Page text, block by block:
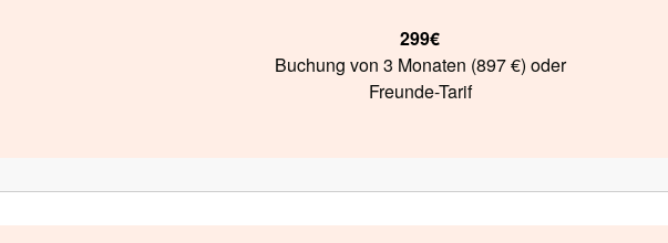
299€
Buchung von 3 Monaten (897 €) oder
Freunde-Tarif